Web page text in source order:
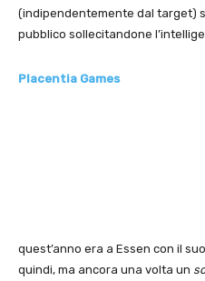
(indipendentemente dal target)
pubblico sollecitandone
Placentia Games
quest’anno era a Essen con il suo
quindi, ma ancora una volta un